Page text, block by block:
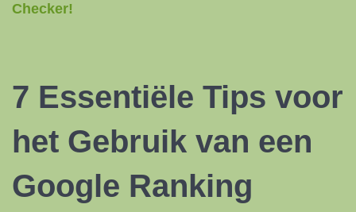
Checker!
7 Essentiële Tips voor
het Gebruik van een
Google Ranking